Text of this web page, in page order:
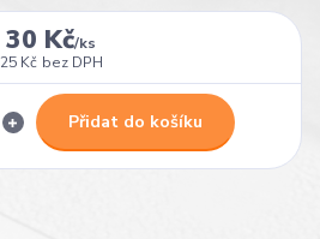
30 Kč/ks
25 Kč bez DPH
Přidat do košíku